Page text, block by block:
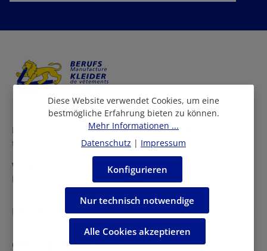
Ich habe dieDatenschutzbestimmungenzur Kenntnis
Bei uns finden Sie eine grosse Auswahl an Arbeitskleidern
für viele Berufe und Branchen.
Wir beraten Sie persönlich in allen Fragen rund um die
Einkleidung Ihrer Mitarbeiter.
Kontakt
Öffnungszeiten Fabrikladen
Diese Website verwendet Cookies, um eine
bestmögliche Erfahrung bieten zu können.
Mehr Informationen ...
Datenschutz | Impressum
Nur technisch notwendige
Konfigurieren
Alle Cookies akzeptieren